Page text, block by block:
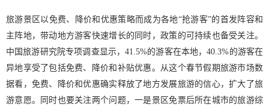
旅游景区以免费、降价和优惠策略而成为各地“抢游客”的首发阵容和
主阵地，带动地方游客快速增长的同时，政策的可持续也备受关注。
中国旅游研究院专项调查显示，41.5%的游客在本地，40.3%的游客在
异地享受了包括免费、降价和补贴优惠。从这个春节假期旅游市场数
据看，免费、降价和优惠确实释放了地方发展旅游的信心，扩大了旅
游意愿。同时也要关注两个问题，一是景区免票后所在城市的旅游综